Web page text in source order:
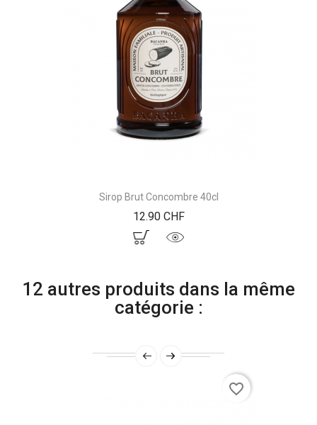
Sirop Brut Concombre 40cl
12.90 CHFPrix
12 autres produits dans la même
catégorie :
favorite_border